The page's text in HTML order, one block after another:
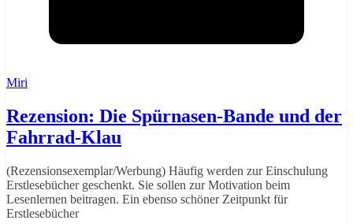
Miri
Rezension: Die Spürnasen-Bande und der
Fahrrad-Klau
(Rezensionsexemplar/Werbung) Häufig werden zur Einschulung
Erstlesebücher geschenkt. Sie sollen zur Motivation beim
Lesenlernen beitragen. Ein ebenso schöner Zeitpunkt für
Erstlesebücher